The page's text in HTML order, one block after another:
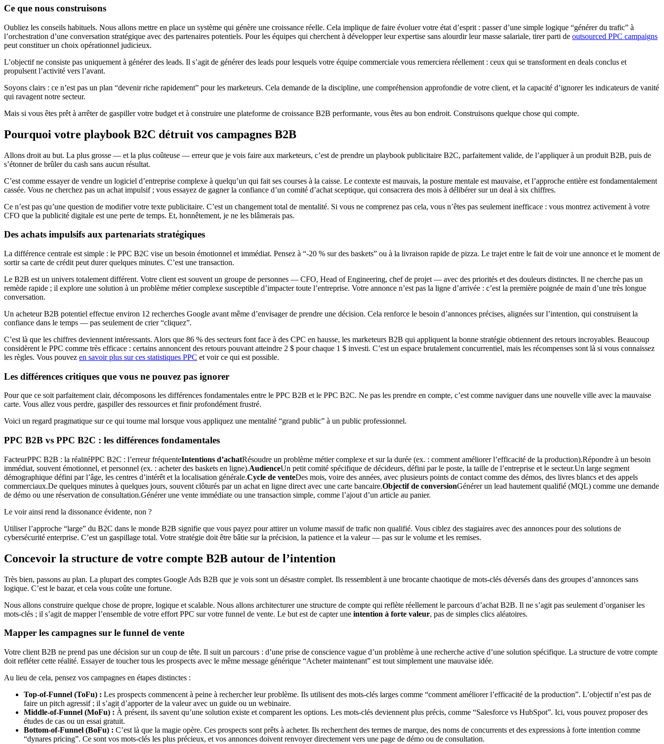
Ce que nous construisons
Oubliez les conseils habituels. Nous allons mettre en place un système qui génère une croissance réelle. Cela implique de faire évoluer votre état d’esprit : passer d’une simple logique “générer du trafic” à
l’orchestration d’une conversation stratégique avec des partenaires potentiels. Pour les équipes qui cherchent à développer leur expertise sans alourdir leur masse salariale, tirer parti de outsourced PPC campaigns
peut constituer un choix opérationnel judicieux.
L’objectif ne consiste pas uniquement à générer des leads. Il s’agit de générer des leads pour lesquels votre équipe commerciale vous remerciera réellement : ceux qui se transforment en deals conclus et
propulsent l’activité vers l’avant.
Soyons clairs : ce n’est pas un plan “devenir riche rapidement” pour les marketeurs. Cela demande de la discipline, une compréhension approfondie de votre client, et la capacité d’ignorer les indicateurs de vanité
qui ravagent notre secteur.
Mais si vous êtes prêt à arrêter de gaspiller votre budget et à construire une plateforme de croissance B2B performante, vous êtes au bon endroit. Construisons quelque chose qui compte.
Pourquoi votre playbook B2C détruit vos campagnes B2B
Allons droit au but. La plus grosse — et la plus coûteuse — erreur que je vois faire aux marketeurs, c’est de prendre un playbook publicitaire B2C, parfaitement valide, de l’appliquer à un produit B2B, puis de
s’étonner de brûler du cash sans aucun résultat.
C’est comme essayer de vendre un logiciel d’entreprise complexe à quelqu’un qui fait ses courses à la caisse. Le contexte est mauvais, la posture mentale est mauvaise, et l’approche entière est fondamentalement
cassée. Vous ne cherchez pas un achat impulsif ; vous essayez de gagner la confiance d’un comité d’achat sceptique, qui consacrera des mois à délibérer sur un deal à six chiffres.
Ce n’est pas qu’une question de modifier votre texte publicitaire. C’est un changement total de mentalité. Si vous ne comprenez pas cela, vous n’êtes pas seulement inefficace : vous montrez activement à votre
CFO que la publicité digitale est une perte de temps. Et, honnêtement, je ne les blâmerais pas.
Des achats impulsifs aux partenariats stratégiques
La différence centrale est simple : le PPC B2C vise un besoin émotionnel et immédiat. Pensez à “-20 % sur des baskets” ou à la livraison rapide de pizza. Le trajet entre le fait de voir une annonce et le moment de
sortir sa carte de crédit peut durer quelques minutes. C’est une transaction.
Le B2B est un univers totalement différent. Votre client est souvent un groupe de personnes — CFO, Head of Engineering, chef de projet — avec des priorités et des douleurs distinctes. Il ne cherche pas un
remède rapide ; il explore une solution à un problème métier complexe susceptible d’impacter toute l’entreprise. Votre annonce n’est pas la ligne d’arrivée : c’est la première poignée de main d’une très longue
conversation.
Un acheteur B2B potentiel effectue environ 12 recherches Google avant même d’envisager de prendre une décision. Cela renforce le besoin d’annonces précises, alignées sur l’intention, qui construisent la
confiance dans le temps — pas seulement de crier “cliquez”.
C’est là que les chiffres deviennent intéressants. Alors que 86 % des secteurs font face à des CPC en hausse, les marketeurs B2B qui appliquent la bonne stratégie obtiennent des retours incroyables. Beaucoup
considèrent le PPC comme très efficace : certains annoncent des retours pouvant atteindre 2 $ pour chaque 1 $ investi. C’est un espace brutalement concurrentiel, mais les récompenses sont là si vous connaissez
les règles. Vous pouvez en savoir plus sur ces statistiques PPC et voir ce qui est possible.
Les différences critiques que vous ne pouvez pas ignorer
Pour que ce soit parfaitement clair, décomposons les différences fondamentales entre le PPC B2B et le PPC B2C. Ne pas les prendre en compte, c’est comme naviguer dans une nouvelle ville avec la mauvaise
carte. Vous allez vous perdre, gaspiller des ressources et finir profondément frustré.
Voici un regard pragmatique sur ce qui tourne mal lorsque vous appliquez une mentalité “grand public” à un public professionnel.
PPC B2B vs PPC B2C : les différences fondamentales
FacteurPPC B2B : la réalitéPPC B2C : l’erreur fréquenteIntentions d’achatRésoudre un problème métier complexe et sur la durée (ex. : comment améliorer l’efficacité de la production).Répondre à un besoin
immédiat, souvent émotionnel, et personnel (ex. : acheter des baskets en ligne).AudienceUn petit comité spécifique de décideurs, défini par le poste, la taille de l’entreprise et le secteur.Un large segment
démographique défini par l’âge, les centres d’intérêt et la localisation générale.Cycle de venteDes mois, voire des années, avec plusieurs points de contact comme des démos, des livres blancs et des appels
commerciaux.De quelques minutes à quelques jours, souvent clôturés par un achat en ligne direct avec une carte bancaire.Objectif de conversionGénérer un lead hautement qualifié (MQL) comme une demande
de démo ou une réservation de consultation.Générer une vente immédiate ou une transaction simple, comme l’ajout d’un article au panier.
Le voir ainsi rend la dissonance évidente, non ?
Utiliser l’approche “large” du B2C dans le monde B2B signifie que vous payez pour attirer un volume massif de trafic non qualifié. Vous ciblez des stagiaires avec des annonces pour des solutions de
cybersécurité enterprise. C’est un gaspillage total. Votre stratégie doit être bâtie sur la précision, la patience et la valeur — pas sur le volume et les remises.
Concevoir la structure de votre compte B2B autour de l’intention
Très bien, passons au plan. La plupart des comptes Google Ads B2B que je vois sont un désastre complet. Ils ressemblent à une brocante chaotique de mots-clés déversés dans des groupes d’annonces sans
logique. C’est le bazar, et cela vous coûte une fortune.
Nous allons construire quelque chose de propre, logique et scalable. Nous allons architecturer une structure de compte qui reflète réellement le parcours d’achat B2B. Il ne s’agit pas seulement d’organiser les
mots-clés ; il s’agit de mapper l’ensemble de votre effort PPC sur votre funnel de vente. Le but est de capter une intention à forte valeur, pas de simples clics aléatoires.
Mapper les campagnes sur le funnel de vente
Votre client B2B ne prend pas une décision sur un coup de tête. Il suit un parcours : d’une prise de conscience vague d’un problème à une recherche active d’une solution spécifique. La structure de votre compte
doit refléter cette réalité. Essayer de toucher tous les prospects avec le même message générique “Acheter maintenant” est tout simplement une mauvaise idée.
Au lieu de cela, pensez vos campagnes en étapes distinctes :
Top-of-Funnel (ToFu) : Les prospects commencent à peine à rechercher leur problème. Ils utilisent des mots-clés larges comme “comment améliorer l’efficacité de la production”. L’objectif n’est pas de
faire un pitch agressif ; il s’agit d’apporter de la valeur avec un guide ou un webinaire.
Middle-of-Funnel (MoFu) : À présent, ils savent qu’une solution existe et comparent les options. Les mots-clés deviennent plus précis, comme “Salesforce vs HubSpot”. Ici, vous pouvez proposer des
études de cas ou un essai gratuit.
Bottom-of-Funnel (BoFu) : C’est là que la magie opère. Ces prospects sont prêts à acheter. Ils recherchent des termes de marque, des noms de concurrents et des expressions à forte intention comme
“dynares pricing”. Ce sont vos mots-clés les plus précieux, et vos annonces doivent renvoyer directement vers une page de démo ou de consultation.